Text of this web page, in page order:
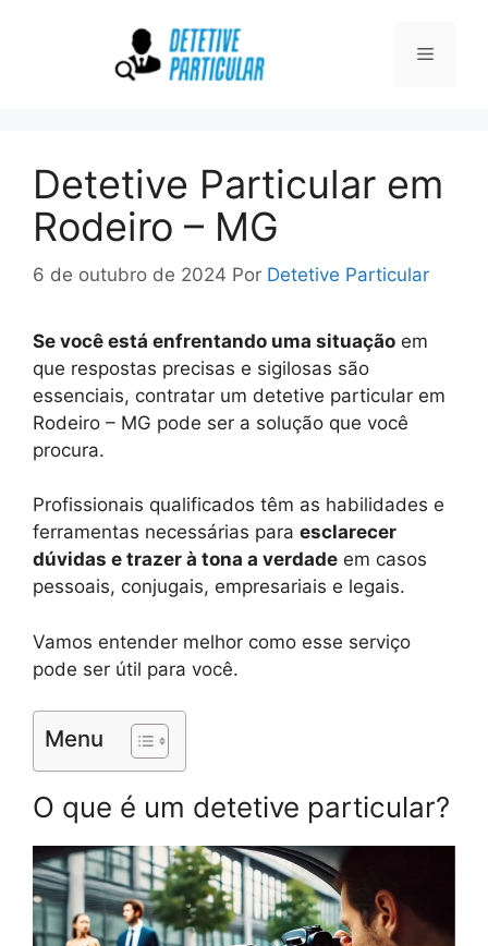
Menu
Detetive Particular em
Rodeiro – MG
6 de outubro de 2024 Por Detetive Particular
Se você está enfrentando uma situação em
que respostas precisas e sigilosas são
essenciais, contratar um detetive particular em
Rodeiro – MG pode ser a solução que você
procura.
Profissionais qualificados têm as habilidades e
ferramentas necessárias para esclarecer
dúvidas e trazer à tona a verdade em casos
pessoais, conjugais, empresariais e legais.
Vamos entender melhor como esse serviço
pode ser útil para você.
Menu
O que é um detetive particular?